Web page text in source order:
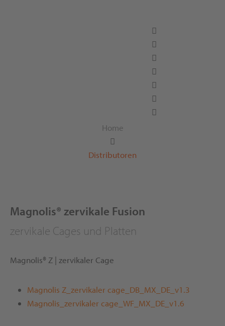
Home
Distributoren
Magnolis® zervikale Fusion
zervikale Cages und Platten
Magnolis® Z | zervikaler Cage
Magnolis Z_zervikaler cage_DB_MX_DE_v1.3
Magnolis_zervikaler cage_WF_MX_DE_v1.6